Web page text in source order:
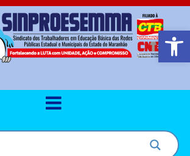
Barra de